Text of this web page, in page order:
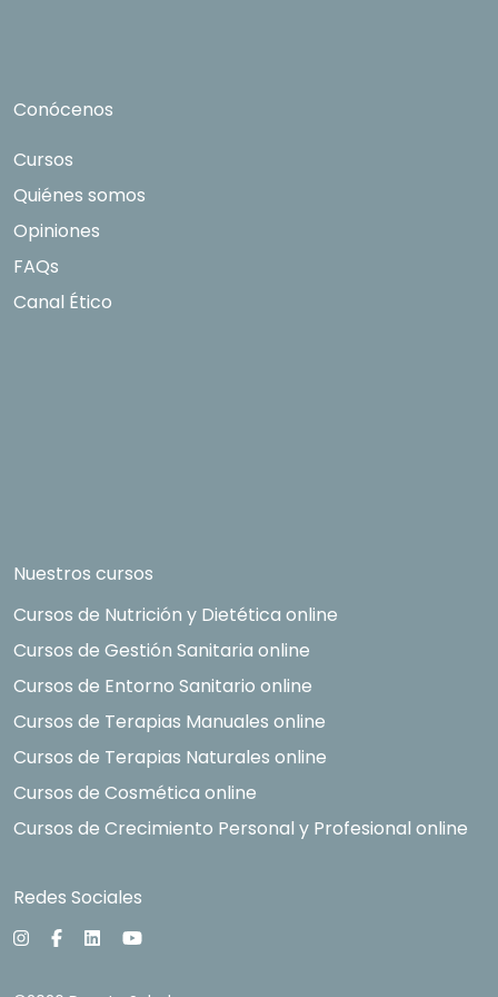
Conócenos
Cursos
Quiénes somos
Opiniones
FAQs
Canal Ético
Nuestros cursos
Cursos de Nutrición y Dietética online
Cursos de Gestión Sanitaria online
Cursos de Entorno Sanitario online
Cursos de Terapias Manuales online
Cursos de Terapias Naturales online
Cursos de Cosmética online
Cursos de Crecimiento Personal y Profesional online
Redes Sociales